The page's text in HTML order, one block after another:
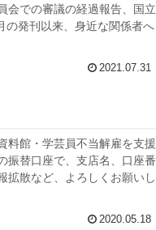
会での審議の経過報告、国立
の発刊以来、身近な関係者へ
2021.07.31
料館・学芸員不当解雇を支援
振替口座で、支店名、口座番
拡散など、よろしくお願いし
2020.05.18